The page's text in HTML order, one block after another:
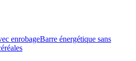
enrobageBarre énergétique sans